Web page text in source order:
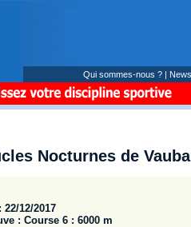
Qui sommes-nous ? |
Nocturnes de
22/12/2017
: Course 6 : 6000 m